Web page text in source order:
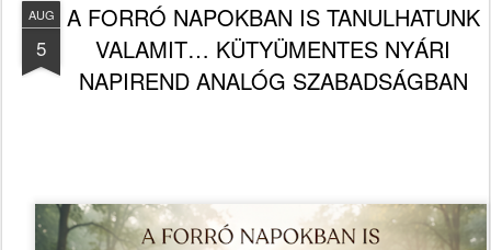
AUG
5
A FORRÓ NAPOKBAN IS TANULHATUNK
VALAMIT… KÜTYÜMENTES NYÁRI
NAPIREND ANALÓG SZABADSÁGBAN